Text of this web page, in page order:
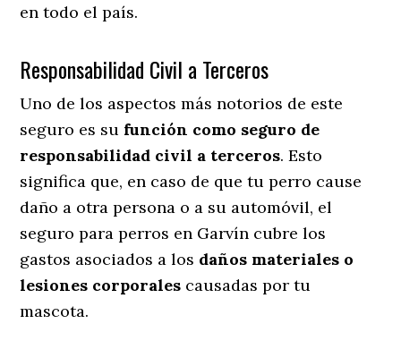
en todo el país.
Responsabilidad Civil a Terceros
Uno de los aspectos más notorios de este
seguro es su función como seguro de
responsabilidad civil a terceros. Esto
significa que, en caso de que tu perro cause
daño a otra persona o a su automóvil, el
seguro para perros en Garvín cubre los
gastos asociados a los daños materiales o
lesiones corporales causadas por tu
mascota.